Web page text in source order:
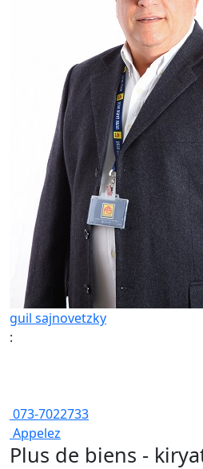
guil sajnovetzky
:
073-7022733
Appelez
Plus de biens -